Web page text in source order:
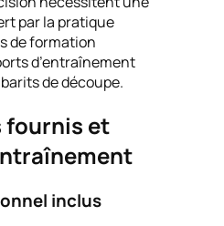
par la pratique
de formation
d’entraînement
de découpe.
fournis et
inclus